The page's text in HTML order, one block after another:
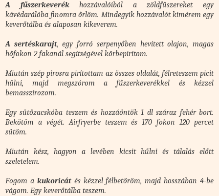
A fűszerkeverékhozzávalóiból a zöldfűszereket egy
kávédarálóba finomra őrlöm. Mindegyik hozzávalót kimérem egy
keverőtálba és alaposan kikeverem.
A sertéskarajt, egy forró serpenyőben hevített olajon, magas
hőfokon 2 fakanál segítségével körbepirítom.
Miután szép pirosra pirítottam az összes oldalát, félreteszem picit
hűlni, majd megszórom a fűszerkeverékkel és kézzel
bemasszírozom.
Egy sütőzacskóba teszem és hozzáöntök 1 dl száraz fehér bort.
Bekötöm a végét. Airfryerbe teszem és 170 fokon 120 percet
sütöm.
Miután kész, hagyon a levében kicsit hűlni és tálalás előtt
szeletelem.
Fogom a kukoricátés kézzel félbetöröm, majd hosszában 4-be
vágom. Egy keverőtálba teszem.